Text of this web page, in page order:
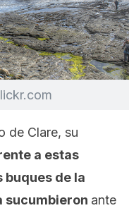
de Clare, su
a estas
buques de la
sucumbieron ante